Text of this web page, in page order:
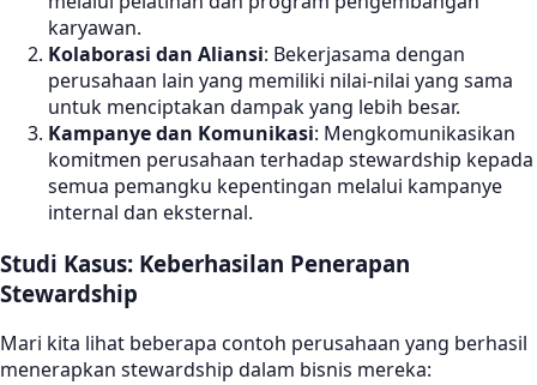
karyawan.
Kolaborasi dan Aliansi: Bekerjasama dengan
perusahaan lain yang memiliki nilai-nilai yang sama
untuk menciptakan dampak yang lebih besar.
Kampanye dan Komunikasi: Mengkomunikasikan
komitmen perusahaan terhadap stewardship kepada
semua pemangku kepentingan melalui kampanye
internal dan eksternal.
Studi Kasus: Keberhasilan Penerapan
Stewardship
Mari kita lihat beberapa contoh perusahaan yang berhasil
menerapkan stewardship dalam bisnis mereka: